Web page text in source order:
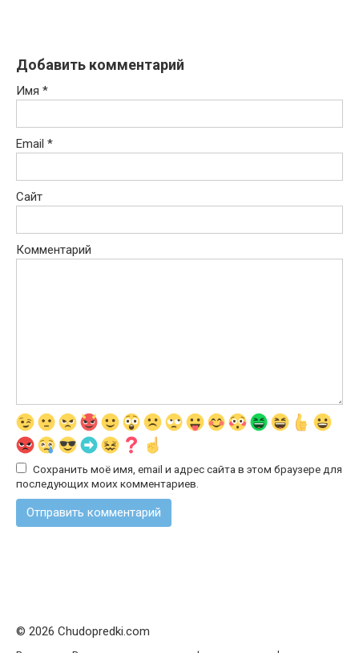
Добавить комментарий
Имя *
Email *
Сайт
Комментарий
Сохранить моё имя, email и адрес сайта в этом браузере для
последующих моих комментариев.
© 2026 Chudopredki.com